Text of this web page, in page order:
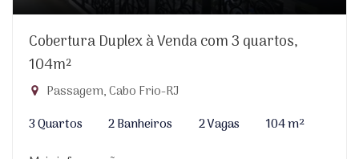
Cobertura Duplex à Venda com 3 quartos,
104m²
Passagem, Cabo Frio-RJ
3 Quartos
2 Banheiros 2 Vagas
104 m²